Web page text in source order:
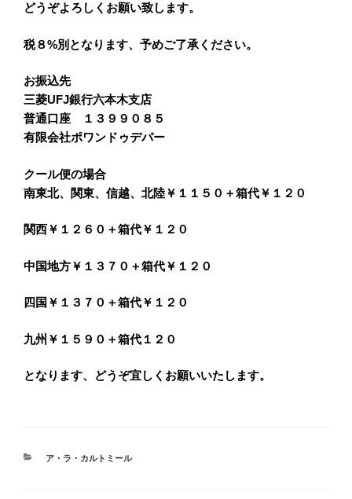
どうぞよろしくお願い致します。
税８%別となります、予めご了承ください。
お振込先
三菱UFJ銀行六本木支店
普通口座 １３９９０８５
有限会社ポワンドゥデパー
クール便の場合
南東北、関東、信越、北陸￥１１５０＋箱代￥１２０
関西￥１２６０＋箱代￥１２０
中国地方￥１３７０＋箱代￥１２０
四国￥１３７０＋箱代￥１２０
九州￥１５９０＋箱代１２０
となります、どうぞ宜しくお願いいたします。
カ
ア・ラ・カルトミール